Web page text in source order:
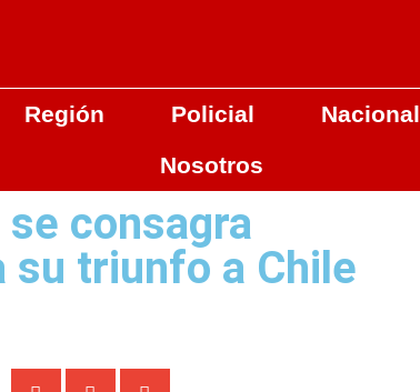
Región Policial Nacional
Nosotros
consagra
su triunfo a Chile